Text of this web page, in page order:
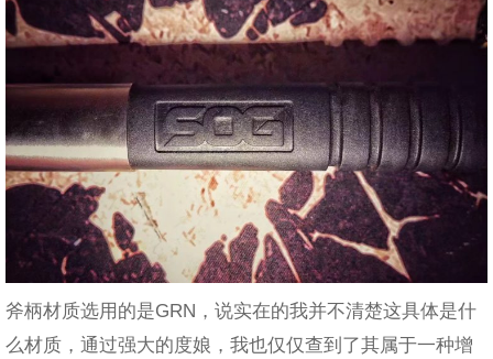
斧柄材质选用的是GRN，说实在的我并不清楚这具体是什
么材质，通过强大的度娘，我也仅仅查到了其属于一种增